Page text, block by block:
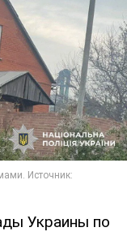
Украины по